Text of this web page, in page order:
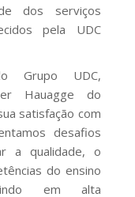
dos serviços
pela UDC
Grupo UDC,
Hauagge do
satisfação com
desafios
a qualidade, o
do ensino
em alta